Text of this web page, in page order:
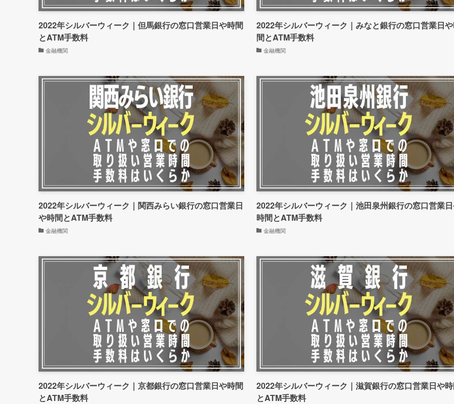
2022年シルバーウィーク｜但馬銀行の窓口営業日や時間
とATM手数料
金融機関
2022年シルバーウィーク｜みなと銀行の窓口営業日
間とATM手数料
金融機関
2022年シルバーウィーク｜関西みらい銀行の窓口営業日
や時間とATM手数料
金融機関
2022年シルバーウィーク｜池田泉州銀行の窓口営業
時間とATM手数料
金融機関
2022年シルバーウィーク｜京都銀行の窓口営業日や時間
とATM手数料
2022年シルバーウィーク｜滋賀銀行の窓口営業日や
とATM手数料